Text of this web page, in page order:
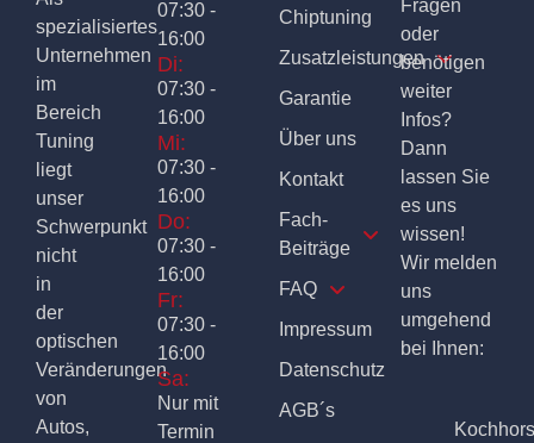
spezialisiertes
Unternehmen
im
Bereich
Tuning
liegt
unser
Schwerpunkt
nicht
in
der
optischen
Veränderungen
von
Autos,
07:30 -
16:00
Di:
07:30 -
16:00
Mi:
07:30 -
16:00
Do:
07:30 -
16:00
Fr:
07:30 -
16:00
Sa:
Nur mit
Termin
Chiptuning
Zusatzleistungen
Garantie
Über uns
Kontakt
Fach-
Beiträge
FAQ
Impressum
Datenschutz
AGB´s
Fragen
oder
benötigen
weiter
Infos?
Dann
lassen Sie
es uns
wissen!
Wir melden
uns
umgehend
bei Ihnen: